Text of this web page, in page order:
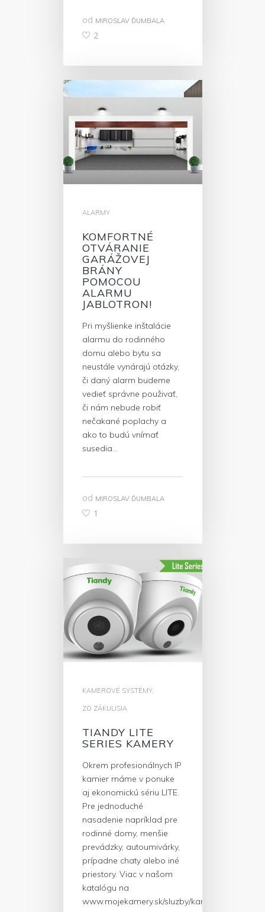
od MIROSLAV ĎUMBALA
2
ALARMY
KOMFORTNÉ
OTVÁRANIE
GARÁŽOVEJ
BRÁNY
POMOCOU
ALARMU
JABLOTRON!
Pri myšlienke inštalácie
alarmu do rodinného
domu alebo bytu sa
neustále vynárajú otázky,
či daný alarm budeme
vedieť správne použivať,
či nám nebude robiť
nečakané poplachy a
ako to budú vnímať
susedia…
od MIROSLAV ĎUMBALA
1
KAMEROVÉ SYSTÉMY,
ZO ZÁKULISIA
TIANDY LITE
SERIES KAMERY
Okrem profesionálnych IP
kamier máme v ponuke
aj ekonomickú sériu LITE.
Pre jednoduché
nasadenie napríklad pre
rodinné domy, menšie
prevádzky, autoumivárky,
prípadne chaty alebo iné
priestory. Viac v našom
katalógu na
www.mojekamery.sk/sluzby/kamerovove-